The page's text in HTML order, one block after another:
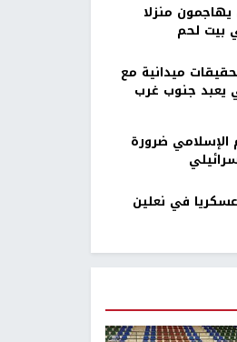
منزلا
بيت لحم
ميدانية مع
يعبد جنوب غرب
الإسلامي ضرورة
عسكريا في نعلين